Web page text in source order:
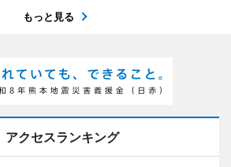
もっと見る
アクセスランキング